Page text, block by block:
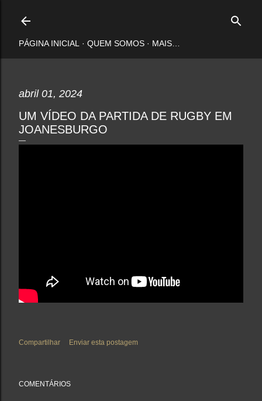
PÁGINA INICIAL QUEM SOMOS MAIS…
abril 01, 2024
UM VÍDEO DA PARTIDA DE RUGBY EM
JOANESBURGO
Compartilhar Enviar esta postagem
COMENTÁRIOS